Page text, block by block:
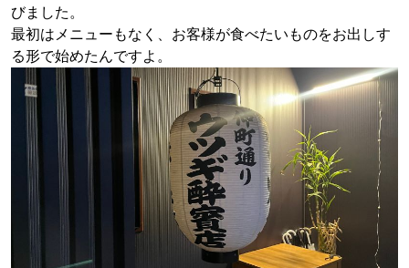
びました。
最初はメニューもなく、お客様が食べたいものをお出しす
る形で始めたんですよ。